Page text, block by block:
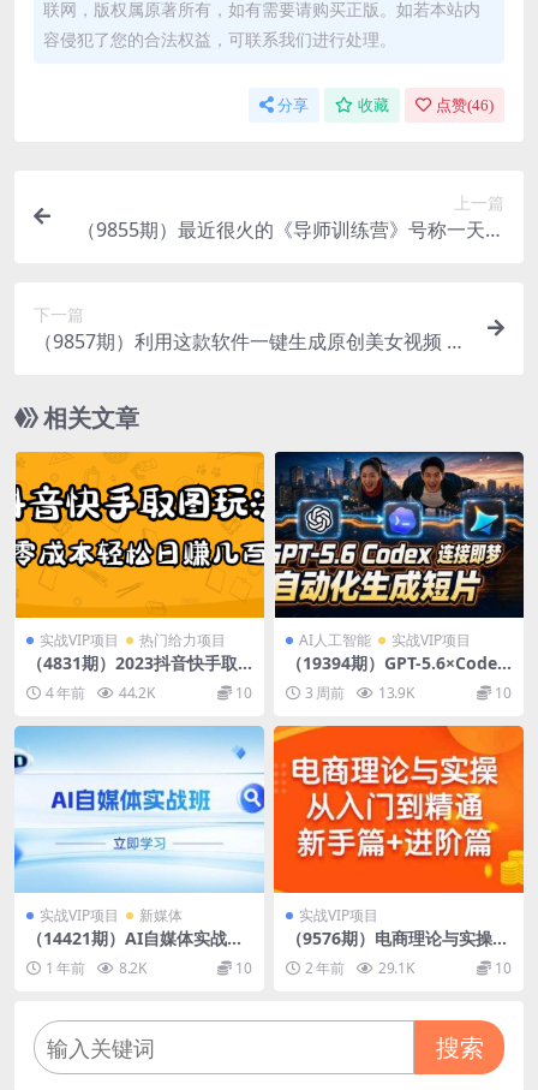
联网，版权属原著所有，如有需要请购买正版。如若本站内
容侵犯了您的合法权益，可联系我们进行处理。
分享 收藏 点赞(46)
上一篇
（9855期）最近很火的《导师训练营》号称一天收
下一篇
（9857期）利用这款软件一键生成原创美女视频 全
相关文章
实战VIP项目 热门给力项目
（4831期）2023抖音快手取
图玩法：一个人在家就能做，
超简单，0成本日赚几百
4 年前 44.2K 10
AI人工智能 实战VIP项目
（19394期）GPT-5.6×Codex
&即梦联动实战｜Seedance2.
0mini赋能｜AI剧情短片自动
生成拼接导出全流程教学
3 周前 13.9K 10
实战VIP项目 新媒体
（14421期）AI自媒体实战
班，突破账号运营瓶颈，PR剪
辑+剪映教程全流程覆盖
1 年前 8.2K 10
实战VIP项目
（9576期）电商理论与实操从
入门到精通 新手篇+进阶篇
2 年前 29.1K 10
搜索